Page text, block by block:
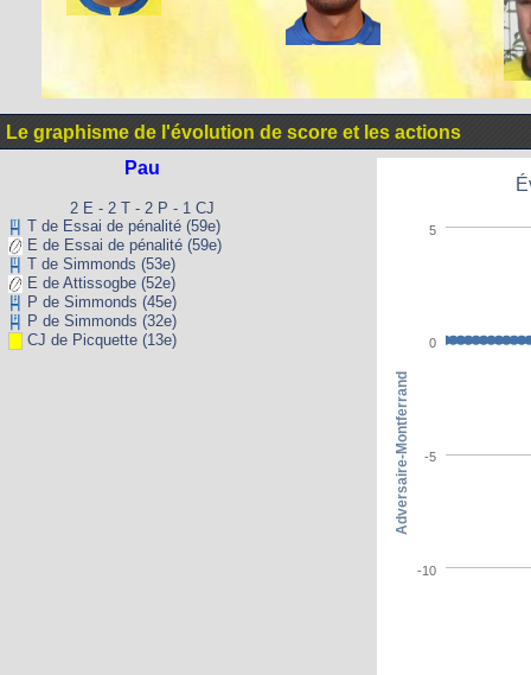
Le graphisme de l'évolution de score et les actions
Pau
2 E - 2 T - 2 P - 1 CJ
T de Essai de pénalité (59e)
E de Essai de pénalité (59e)
T de Simmonds (53e)
E de Attissogbe (52e)
P de Simmonds (45e)
P de Simmonds (32e)
CJ de Picquette (13e)
-10
0
-5
5
Adversaire-Montferrand